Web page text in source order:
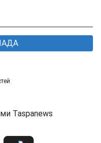
Taspanews